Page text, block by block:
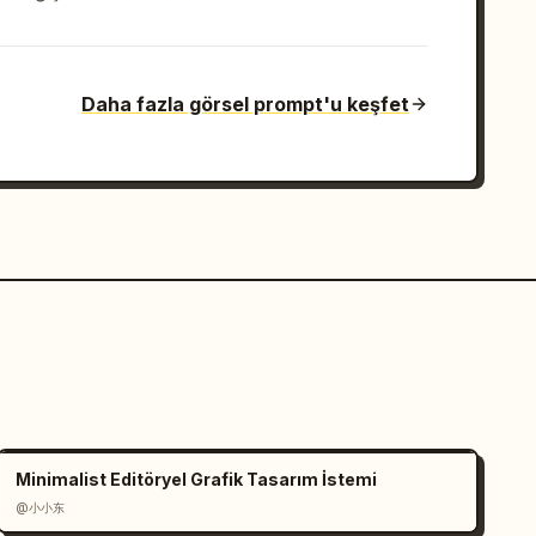
Daha fazla görsel prompt'u keşfet
Minimalist Editöryel Grafik Tasarım İstemi
@小小东